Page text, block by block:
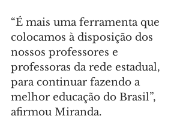
“É mais uma ferramenta que
colocamos à disposição dos
nossos professores e
professoras da rede estadual,
para continuar fazendo a
melhor educação do Brasil”,
afirmou Miranda.